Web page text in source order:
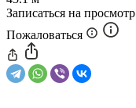
Записаться на просмотр
Пожаловаться